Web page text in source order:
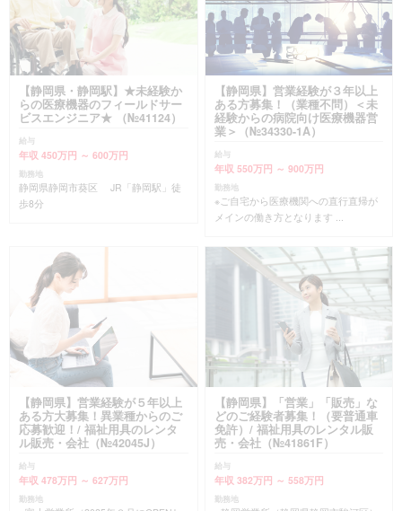
【静岡県・静岡駅】★未経験か
らの医療機器のフィールドサー
ビスエンジニア★ （№41124）
給与
年収 450万円 ～ 600万円
勤務地
静岡県静岡市葵区 JR「静岡駅」徒
歩8分
【静岡県】営業経験が３年以上
ある方募集！（業種不問）＜未
経験からの病院向け医療機器営
業＞（№34330-1A）
給与
年収 550万円 ～ 900万円
勤務地
※ご自宅から医療機関への直行直帰が
メインの働き方となります ...
【静岡県】営業経験が５年以上
ある方大募集！異業種からのご
応募歓迎！/ 福祉用具のレンタ
ル販売・会社（№42045J）
給与
年収 478万円 ～ 627万円
勤務地
【静岡県】「営業」「販売」な
どのご経験者募集！（要普通車
免許）/ 福祉用具のレンタル販
売・会社（№41861F）
給与
年収 382万円 ～ 558万円
勤務地